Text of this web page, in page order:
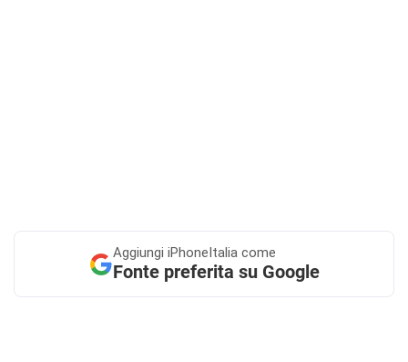
Aggiungi iPhoneItalia come
Fonte preferita su Google